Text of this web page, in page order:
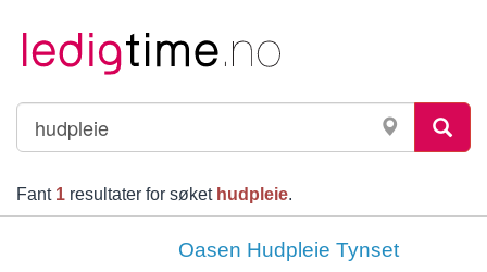
Fant 1 resultater for søket hudpleie.
Oasen Hudpleie Tynset